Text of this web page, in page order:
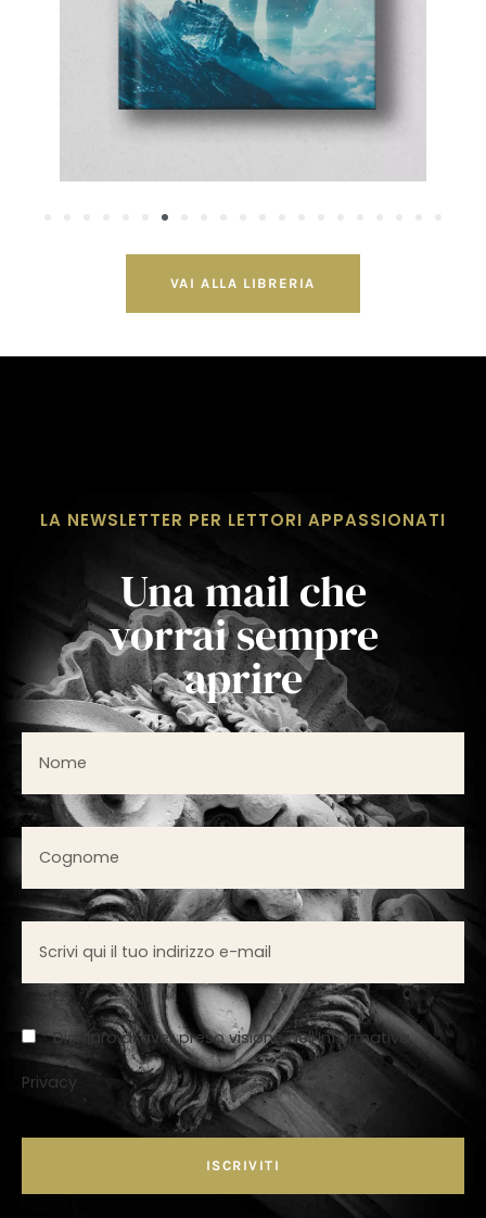
VAI ALLA LIBRERIA
LA NEWSLETTER PER LETTORI APPASSIONATI
Una mail che
vorrai sempre
aprire
* Dichiaro di aver preso visione dell'Informativa
Privacy
ISCRIVITI